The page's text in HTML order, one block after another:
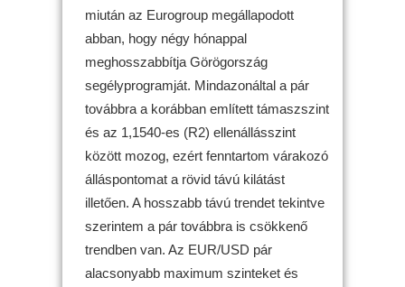
miután az Eurogroup megállapodott
abban, hogy négy hónappal
meghosszabbítja Görögország
segélyprogramját. Mindazonáltal a pár
továbbra a korábban említett támaszszint
és az 1,1540-es (R2) ellenállásszint
között mozog, ezért fenntartom várakozó
álláspontomat a rövid távú kilátást
illetően. A hosszabb távú trendet tekintve
szerintem a pár továbbra is csökkenő
trendben van. Az EUR/USD pár
alacsonyabb maximum szinteket és